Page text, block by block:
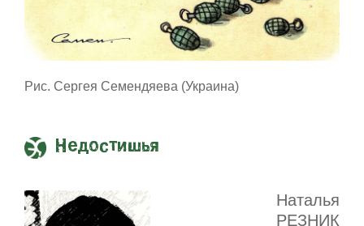
Рис. Сергея Семендяева (Украина)
Недостишья
Наталья
РЕЗНИК